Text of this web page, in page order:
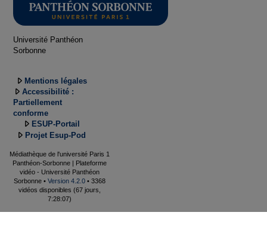
Université Panthéon
Sorbonne
Mentions légales
Accessibilité :
Partiellement
conforme
ESUP-Portail
Projet Esup-Pod
Médiathèque de l'université Paris 1
Panthéon-Sorbonne | Plateforme
vidéo - Université Panthéon
Sorbonne • Version 4.2.0 • 3368
vidéos disponibles (67 jours,
7:28:07)